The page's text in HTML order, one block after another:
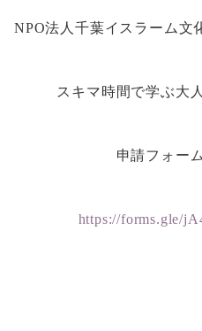
NPO法人千葉イスラーム文
スキマ時間で学ぶ大
申請フォー
https://forms.gle/